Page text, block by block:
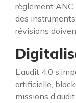
règlement
des
révisions
L’audit 4.0
artificielle,
missions